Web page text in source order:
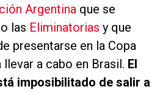
Argentina que se
las Eliminatorias y que
presentarse en la Copa
a cabo en Brasil. El
imposibilitado de salir a